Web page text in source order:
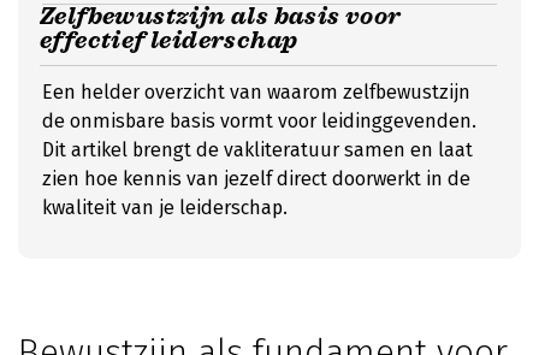
Zelfbewustzijn als basis voor
effectief leiderschap
Een helder overzicht van waarom zelfbewustzijn
de onmisbare basis vormt voor leidinggevenden.
Dit artikel brengt de vakliteratuur samen en laat
zien hoe kennis van jezelf direct doorwerkt in de
kwaliteit van je leiderschap.